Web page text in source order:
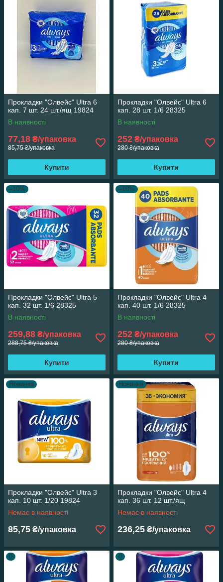
увеличенной зоной для поглощения. Это исключает
возможность подтекания, даже если женщина активно
двигается во сне. Все виды изделий доступны в упаковках
малого и большого объема. Товары реализуются оптом и в
розницу по самой выгодной стоимости. Отличные цены и
стабильно высокое качество продукции.
Прокладки "Олвейс" Ultra 6
кап. 7 шт. 24 шт./ящ 19824
В наявності
77,18 ₴/упаковка
85,75 ₴/упаковка
Купити
Прокладки "Олвейс" Ultra 6
кап. 28 шт. 1/6 28325
В наявності
252 ₴/упаковка
280 ₴/упаковка
Купити
–10%
Прокладки "Олвейс" Ultra 5
кап. 32 шт. 1/6 28325
В наявності
259,88 ₴/упаковка
288,75 ₴/упаковка
Купити
–10%
Прокладки "Олвейс" Ultra 4
кап. 40 шт. 1/6 28325
В наявності
252 ₴/упаковка
280 ₴/упаковка
Купити
Новинка
Прокладки "Олвейс" Ultra 3
кап. 10 шт. 1/20 19824
Немає в наявності
85,75 ₴/упаковка
Новинка
Прокладки "Олвейс" Ultra 4
кап. 36 шт. 12 шт./ящ
Немає в наявності
236,25 ₴/упаковка
0 0